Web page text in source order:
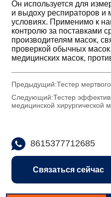
Предыдущий:Тестер
Следующий:Тестер
медицинской хирургической
8615377712685
Связаться сейчас